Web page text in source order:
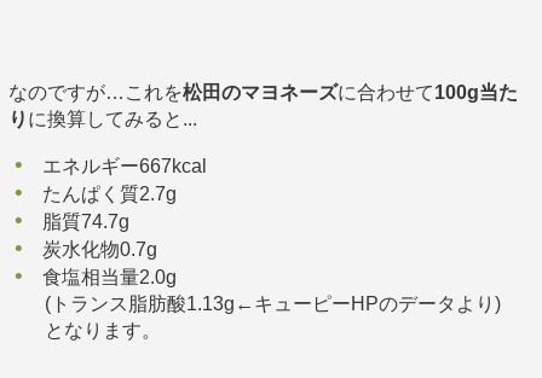
なのですが…これを松田のマヨネーズに合わせて100g当た
り に換算してみると...
エネルギー667kcal
たんぱく質2.7g
脂質74.7g
炭水化物0.7g
食塩相当量2.0g
(トランス脂肪酸1.13g←キューピーHPのデータより)
となります。